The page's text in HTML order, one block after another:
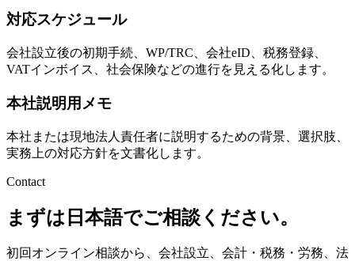
対応スケジュール
会社設立後の初期手続、WP/TRC、会社eID、税務登録、
VATインボイス、社会保険などの進行を見える化します。
本社説明用メモ
本社または現地法人責任者に説明するための背景、選択肢、
実務上の対応方針を文書化します。
Contact
まずは日本語でご相談ください。
初回オンライン相談から、会社設立、会計・税務・労務、法